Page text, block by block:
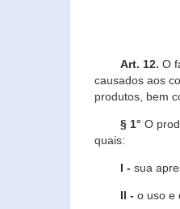
Art. 12. O
causados aos
produtos, bem
§ 1° O
quais:
I - sua
II - o uso e